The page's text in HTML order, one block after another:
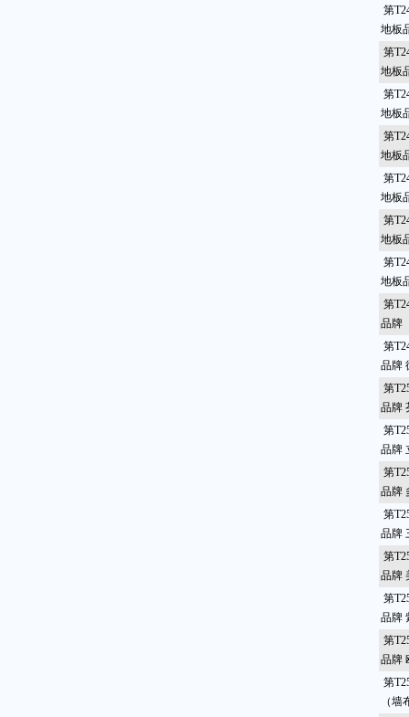
第
地板
第
地板
第
地板
第
地板
第
地板
第
地板
第
地板
第
品牌
第
品牌
第
品牌
第
品牌
第
品牌
第
品牌
第
品牌
第
品牌
第
品牌
第
（